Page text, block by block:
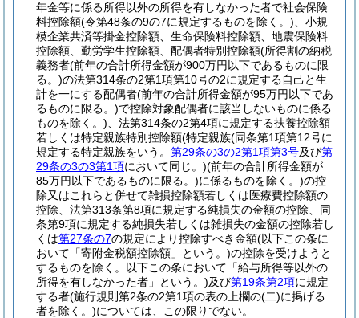
年金等に係る所得以外の所得を有しなかった者で社会保険
料控除額(令第48条の9の7に規定するものを除く。) 、小規
模企業共済等掛金控除額、生命保険料控除額、地震保険料
控除額、勤労学生控除額、配偶者特別控除額(所得割の納税
義務者(前年の合計所得金額が900万円以下であるものに限
る。)の法第314条の2第1項第10号の2に規定する自己と生
計を一にする配偶者(前年の合計所得金額が95万円以下であ
るものに限る。)で控除対象配偶者に該当しないものに係る
ものを除く。) 、法第314条の2第4項に規定する扶養控除額
若しくは特定親族特別控除額(特定親族(同条第1項第12号に
規定する特定親族をいう。 第29条の3の2第1項第3号及び第
29条の3の3第1項において同じ。)(前年の合計所得金額が
85万円以下であるものに限る。)に係るものを除く。)の控
除又はこれらと併せて雑損控除額若しくは医療費控除額の
控除、法第313条第8項に規定する純損失の金額の控除、同
条第9項に規定する純損失若しくは雑損失の金額の控除若し
くは第27条の7の規定により控除すべき金額(以下この条に
おいて「寄附金税額控除額」という。)の控除を受けようと
するものを除く。以下この条において「給与所得等以外の
所得を有しなかった者」という。)及び第19条第2項に規定
する者(施行規則第2条の2第1項の表の上欄の(二)に掲げる
者を除く。)については、この限りでない。